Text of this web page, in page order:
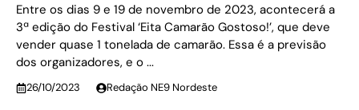
Entre os dias 9 e 19 de novembro de 2023, acontecerá a
3ª edição do Festival ‘Eita Camarão Gostoso!’, que deve
vender quase 1 tonelada de camarão. Essa é a previsão
dos organizadores, e o ...
26/10/2023 Redação NE9 Nordeste